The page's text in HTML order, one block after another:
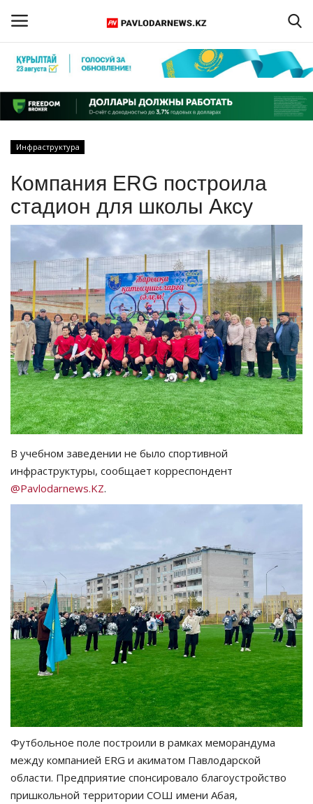
Регистрация
Главная
КАЗАХСТАН
МИР
СПЕЦПРОЕКТЫ
СПОРТ
Чек-лист
РАЗВЛЕЧЕНИЯ
OFFICIAL
Курултай
Русский
Инфраструктура
Компания ERG построила
стадион для школы Аксу
В учебном заведении не было спортивной
инфраструктуры, сообщает корреспондент
@Pavlodarnews.KZ.
Футбольное поле построили в рамках меморандума
между компанией ERG и акиматом Павлодарской
области. Предприятие спонсировало благоустройство
пришкольной территории СОШ имени Абая,